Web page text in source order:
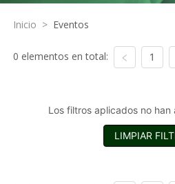
Inicio > Eventos
0 elementos en total: 1
Los filtros aplicados no
LIMPIAR